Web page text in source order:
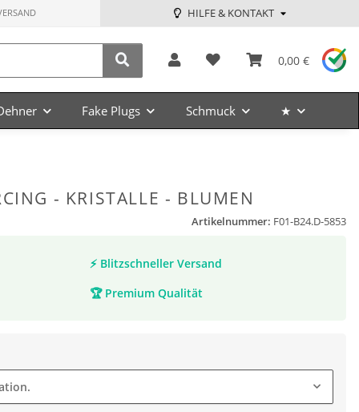
HILFE & KONTAKT
0,00 €
Fake Plugs Schmuck ★
- KRISTALLE - BLUMEN
Artikelnummer: F01-B24.D-5853
⚡ Blitzschneller Versand
🏆 Premium Qualität